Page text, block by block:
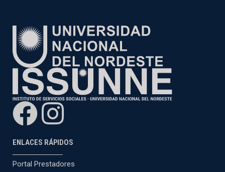
ENLACES RÁPIDOS
Portal Prestadores